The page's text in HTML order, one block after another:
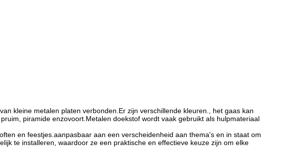
kleine metalen platen verbonden.Er zijn verschillende kleuren., het gaas kan
piramide enzovoort.Metalen doekstof wordt vaak gebruikt als hulpmateriaal
en feestjes.aanpasbaar aan een verscheidenheid aan thema's en in staat om
te installeren, waardoor ze een praktische en effectieve keuze zijn om elke